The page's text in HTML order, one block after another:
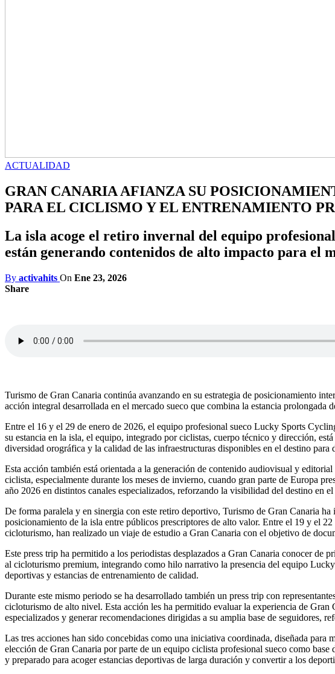
ACTUALIDAD
GRAN CANARIA AFIANZA SU
PARA EL CICLISMO Y EL ENTRENAMIENTO
La isla acoge el retiro invernal del equipo
están generando contenidos de alto impacto para el
By activahits On Ene 23, 2026
Share
Turismo de Gran Canaria continúa avanzando en su estrategia de posicionamiento
acción integral desarrollada en el mercado sueco que combina la estancia
Entre el 16 y el 29 de enero de 2026, el equipo profesional sueco Lucky Sports
su estancia en la isla, el equipo, integrado por ciclistas, cuerpo técnico y dirección,
diversidad orográfica y la calidad de las infraestructuras disponibles en el destino para
Esta acción también está orientada a la generación de contenido audiovisual y
ciclista, especialmente durante los meses de invierno, cuando gran parte de Europa
año 2026 en distintos canales especializados, reforzando la visibilidad del destino en
De forma paralela y en sinergia con este retiro deportivo, Turismo de Gran Canaria
posicionamiento de la isla entre públicos prescriptores de alto valor. Entre el 19 y el
cicloturismo, han realizado un viaje de estudio a Gran Canaria con el objetivo de
Este press trip ha permitido a los periodistas desplazados a Gran Canaria conocer de
al cicloturismo premium, integrando como hilo narrativo la presencia del equipo
deportivas y estancias de entrenamiento de calidad.
Durante este mismo periodo se ha desarrollado también un press trip con
cicloturismo de alto nivel. Esta acción les ha permitido evaluar la experiencia de
especializados y generar recomendaciones dirigidas a su amplia base de seguidores,
Las tres acciones han sido concebidas como una iniciativa coordinada, diseñada
elección de Gran Canaria por parte de un equipo ciclista profesional sueco como
y preparado para acoger estancias deportivas de larga duración y convertir a los